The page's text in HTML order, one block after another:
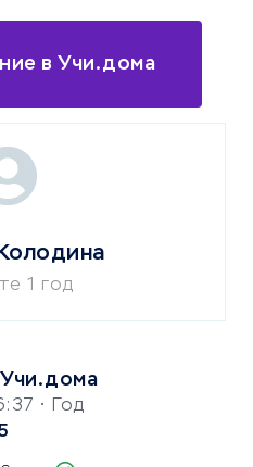
в Учи.дома
Учи.дома
• Год
1 год